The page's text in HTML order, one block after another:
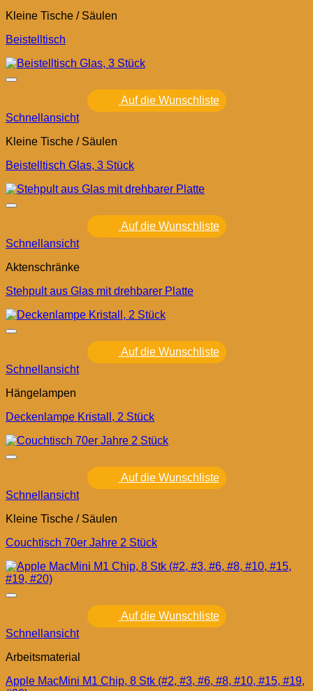
Kleine Tische / Säulen
Beistelltisch
Auf die Wunschliste
Schnellansicht
Kleine Tische / Säulen
Beistelltisch Glas, 3 Stück
Auf die Wunschliste
Schnellansicht
Aktenschränke
Stehpult aus Glas mit drehbarer Platte
Auf die Wunschliste
Schnellansicht
Hängelampen
Deckenlampe Kristall, 2 Stück
Auf die Wunschliste
Schnellansicht
Kleine Tische / Säulen
Couchtisch 70er Jahre 2 Stück
Auf die Wunschliste
Schnellansicht
Arbeitsmaterial
Apple MacMini M1 Chip, 8 Stk (#2, #3, #6, #8, #10, #15, #19,